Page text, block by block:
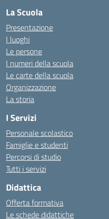
La Scuola
Presentazione
I luoghi
Le persone
I numeri della scuola
Le carte della scuola
Organizzazione
La storia
I Servizi
Personale scolastico
Famiglie e studenti
Percorsi di studio
Tutti i servizi
Didattica
Offerta formativa
Le schede didattiche